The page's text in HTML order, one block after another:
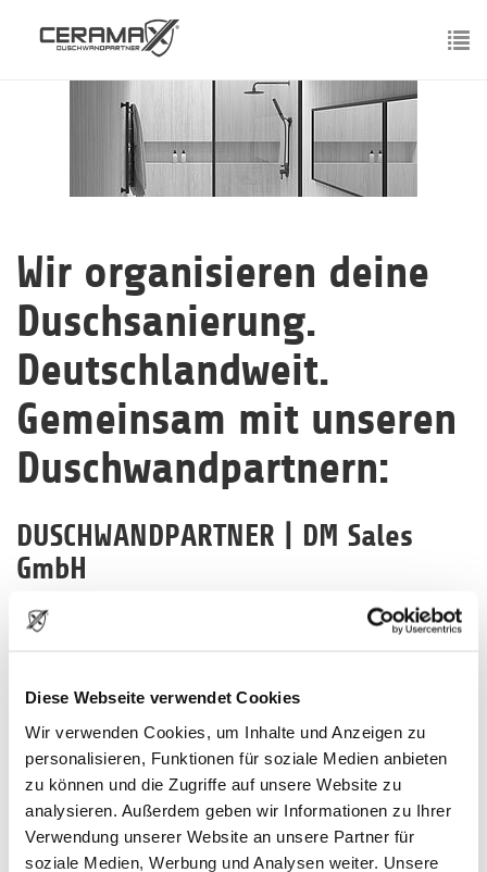
Diese Webseite verwendet Cookies
Wir verwenden Cookies, um Inhalte und Anzeigen zu
personalisieren, Funktionen für soziale Medien anbieten
zu können und die Zugriffe auf unsere Website zu
analysieren. Außerdem geben wir Informationen zu Ihrer
Verwendung unserer Website an unsere Partner für
soziale Medien, Werbung und Analysen weiter. Unsere
Wir organisieren deine
Duschsanierung.
Deutschlandweit.
Gemeinsam mit unseren
Duschwandpartnern:
DUSCHWANDPARTNER | DM Sales
GmbH
Wohlwillstr. 35
20359 Hamburg
Email: info(at)duschwandpartner.de
Ruf uns an oder nutze unser
Kontaktformular: